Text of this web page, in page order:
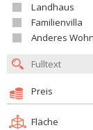
Landhaus
Familienvilla
Anderes Wohn-
Preis
Fläche